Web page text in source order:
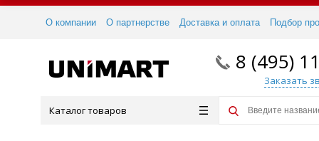
О компании О партнерстве Доставка и оплата Подбор
8 (495)
Заказать
Каталог товаров